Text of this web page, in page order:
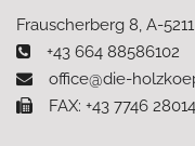
Frauscherberg 8, A-
+43 664 88586102
office@die-
FAX: +43 7746 28014